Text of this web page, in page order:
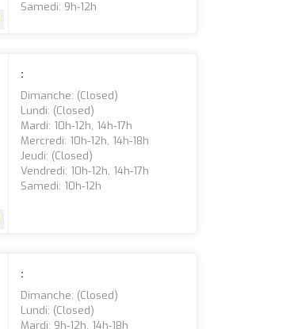
Samedi: 9h-12h
:
Dimanche: (closed)
Lundi: (closed)
Mardi: 10h-12h, 14h-17h
Mercredi: 10h-12h, 14h-18h
Jeudi: (closed)
Vendredi: 10h-12h, 14h-17h
Samedi: 10h-12h
:
Dimanche: (closed)
Lundi: (closed)
Mardi: 9h-12h, 14h-18h